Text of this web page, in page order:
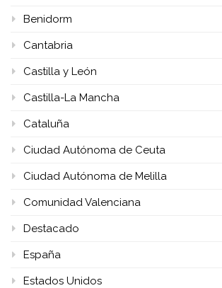
Benidorm
Cantabria
Castilla y León
Castilla-La Mancha
Cataluña
Ciudad Autónoma de Ceuta
Ciudad Autónoma de Melilla
Comunidad Valenciana
Destacado
España
Estados Unidos